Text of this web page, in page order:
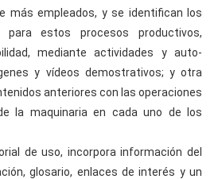
más empleados, y se identifican los
para estos procesos productivos,
mediante actividades y auto-
y vídeos demostrativos; y otra
anteriores con las operaciones
la maquinaria en cada uno de los
de uso, incorpora información del
glosario, enlaces de interés y un